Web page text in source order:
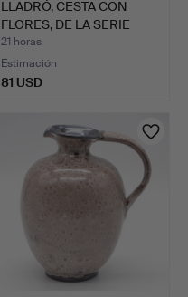
LLADRÓ, CESTA CON
FLORES, DE LA SERIE
"CAP…
21 horas
Estimación
81 USD